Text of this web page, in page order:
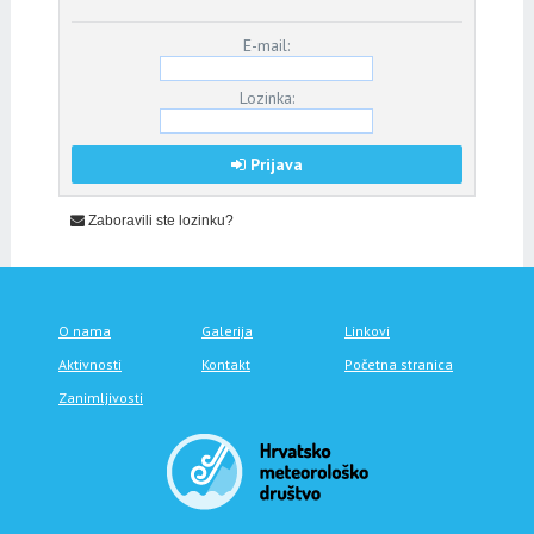
E-mail:
Lozinka:
Prijava
Zaboravili ste lozinku?
O nama Galerija
Linkovi
Aktivnosti
Kontakt
Početna stranica
Zanimljivosti